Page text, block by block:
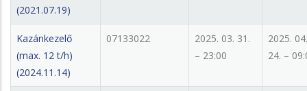
(2021.07.19)
Kazánkezelő
(max. 12 t/h)
(2024.11.14)
07133022
2025. 03. 31.
– 23:00
2025. 04.
24. –